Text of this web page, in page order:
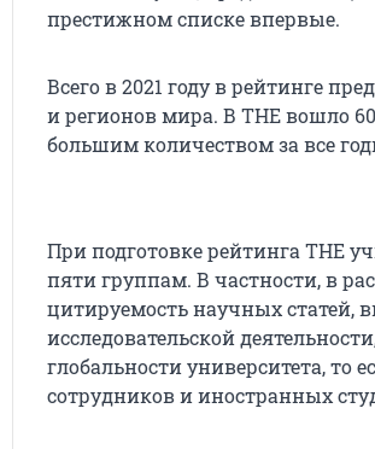
престижном списке впервые.
Всего в 2021 году в рейтинге
и регионов мира. В THE вошло
большим количеством за все
При подготовке рейтинга THE
пяти группам. В частности, в
цитируемость научных статей,
исследовательской
глобальности университета,
сотрудников и иностранных